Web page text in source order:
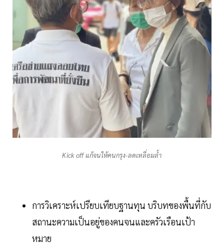
Kick off แก้จนให้คนกรุง-ลดเหลื่อมล้ำ
การวิเคราะห์เปรียบเทียบฐานทุน บริบทของพื้นที่กับ
สถานะความเป็นอยู่ของคนจนและครัวเรือนเป้า
หมาย